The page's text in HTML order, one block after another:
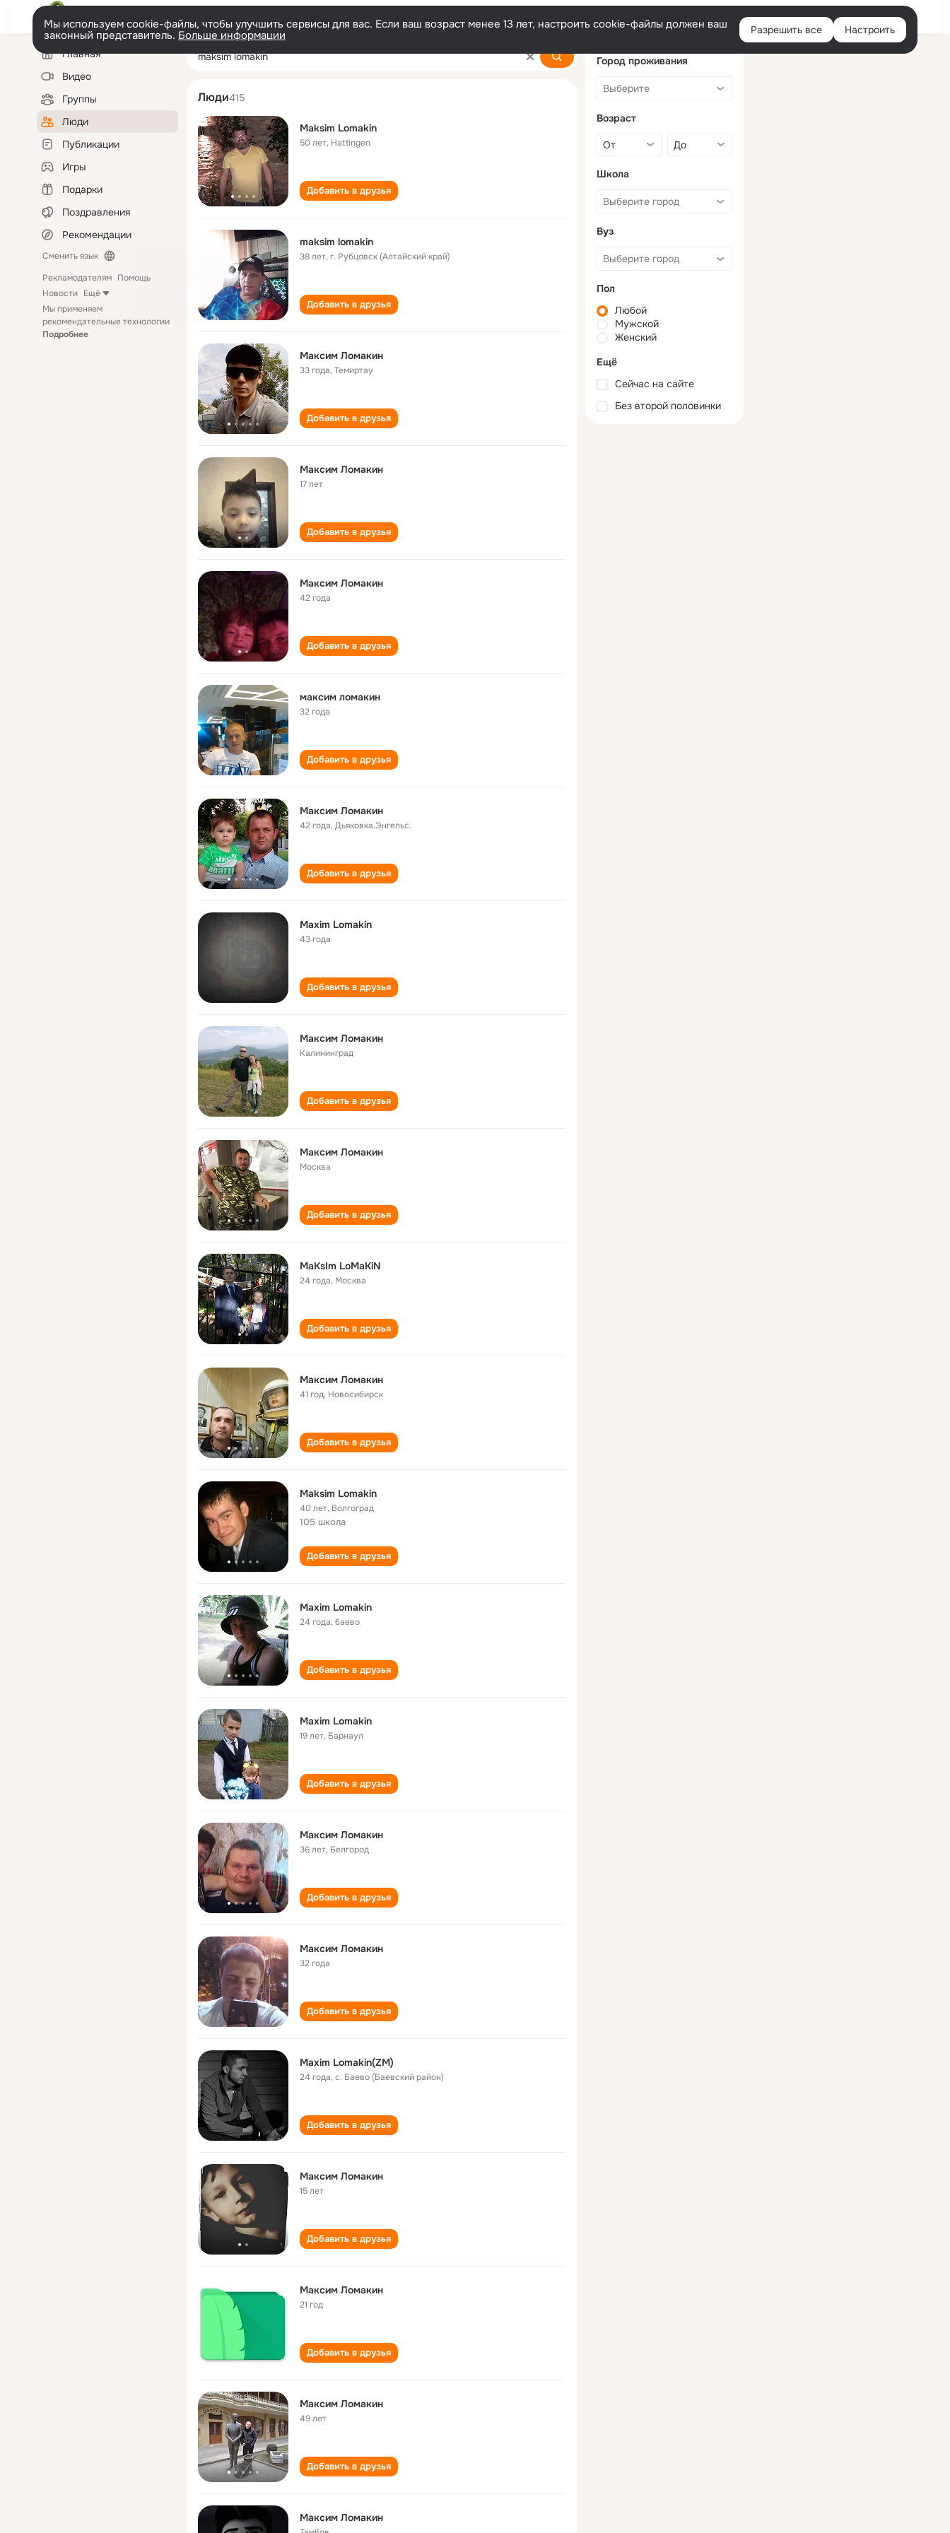
Войти
Мы используем cookie-файлы, чтобы улучшить сервисы для вас. Если ваш возраст менее 13 лет, настроить cookie-файлы должен ваш
законный представитель. Больше информации Разрешить все Настроить
Левая
колонкаГлавная
Видео
Группы
Люди
Публикации
Игры
Подарки
Поздравления
Рекомендации
Сменить язык
Рекламодателям Помощь
Новости Ещё
Мы применяем
рекомендательные технологии
Подробнее
maksim lomakin
Люди415
Maksim Lomakin
50 лет, Hattingen
Добавить в друзья
maksim lomakin
38 лет,г. Рубцовск (Алтайский край)
Добавить в друзья
Максим Ломакин
33 года,Темиртау
Добавить в друзья
Максим Ломакин
17 лет
Добавить в друзья
Максим Ломакин
42 года
Добавить в друзья
максим ломакин
32 года
Добавить в друзья
Максим Ломакин
42 года,Дьяковка.Энгельс.
Добавить в друзья
Maxim Lomakin
43 года
Добавить в друзья
Максим Ломакин
Калининград
Добавить в друзья
Максим Ломакин
Москва
Добавить в друзья
MaKsIm LoMaKiN
24 года, Москва
Добавить в друзья
Максим Ломакин
41 год, Новосибирск
Добавить в друзья
Maksim Lomakin
40 лет, Волгоград
105 школа
Добавить в друзья
Maxim Lomakin
24 года,баево
Добавить в друзья
Maxim Lomakin
19 лет, Барнаул
Добавить в друзья
Максим Ломакин
36 лет, Белгород
Добавить в друзья
Максим Ломакин
32 года
Добавить в друзья
Maxim Lomakin(ZM)
24 года,с. Баево (Баевский район)
Добавить в друзья
Максим Ломакин
15 лет
Добавить в друзья
Максим Ломакин
21 год
Добавить в друзья
Максим Ломакин
49 лет
Добавить в друзья
Максим Ломакин
Город проживания
Возраст
Школа
Вуз
Пол
Любой
Мужской
Женский
Ещё
Сейчас на сайте
Без второй половинки